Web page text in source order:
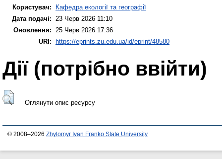
Користувач:
Кафедра екології та географії
Дата подачі:
23 Черв 2026 11:10
Оновлення:
25 Черв 2026 17:36
URI: https://eprints.zu.edu.ua/id/eprint/48580
Дії ​​(потрібно ввійти)
Оглянути опис ресурсу
© 2008–2026 Zhytomyr Ivan Franko State University